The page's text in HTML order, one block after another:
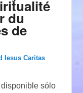
du
de
Iesus Caritas
sólo